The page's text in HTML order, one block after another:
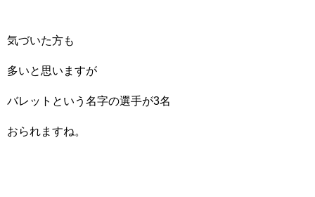
気づいた方も
多いと思いますが
バレットという名字の選手が3名
おられますね。